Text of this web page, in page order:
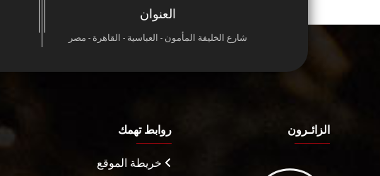
العنوان
شارع الخليفة المأمون - العباسية - القاهرة - مصر
الزائـرون روابط تهمك
خريطة الموقع